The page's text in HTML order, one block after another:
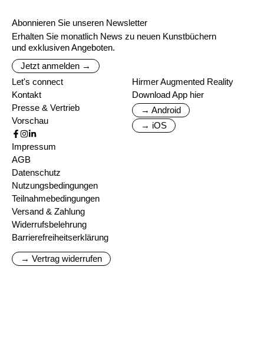
Abonnieren Sie unseren Newsletter
Erhalten Sie monatlich News zu neuen Kunstbüchern
und exklusiven Angeboten.
Jetzt anmelden →
Let's connect
Kontakt
Presse & Vertrieb
Vorschau
Hirmer Augmented Reality
Download App hier
→ Android
→ iOS
Impressum
AGB
Datenschutz
Nutzungsbedingungen
Teilnahmebedingungen
Versand & Zahlung
Widerrufsbelehrung
Barrierefreiheitserklärung
→ Vertrag widerrufen